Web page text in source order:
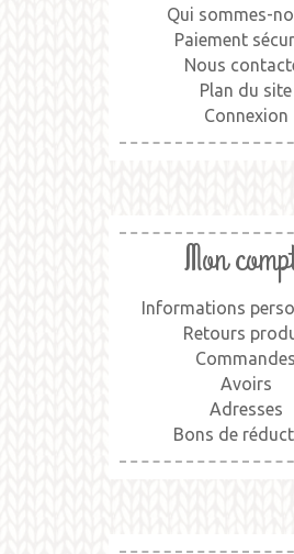
Qui sommes-
Paiement
Nous
Plan du site
Connexion
Mon
Informations
Retours
Commandes
Avoirs
Adresses
Bons de